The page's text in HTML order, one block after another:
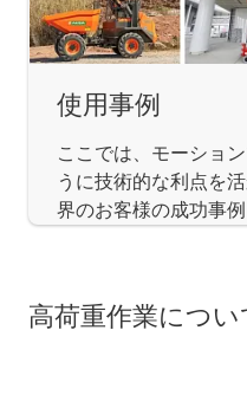
使用事例
ここでは、モーショ
うに技術的な利点を
界のお客様の成功事
高荷重作業につ